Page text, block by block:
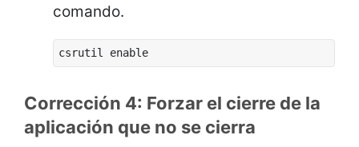
comando.
csrutil enable
Corrección 4: Forzar el cierre de la
aplicación que no se cierra